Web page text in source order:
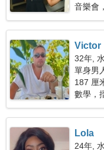
音樂會
Victor
32年,
單身男
187 厘
數學，
Lola
24年,